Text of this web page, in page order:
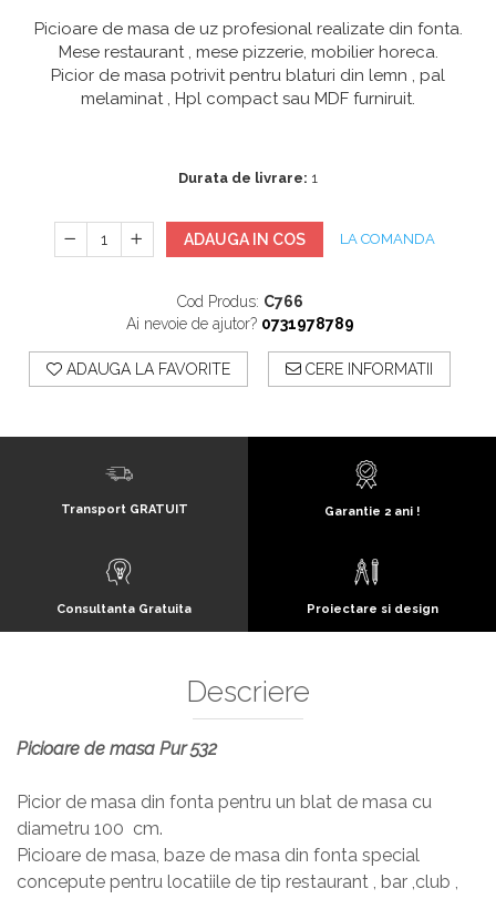
Picioare de masa de uz profesional realizate din fonta.
Mese restaurant , mese pizzerie, mobilier horeca.
Picior de masa potrivit pentru blaturi din lemn , pal
melaminat , Hpl compact sau MDF furniruit.
Durata de livrare: 1
ADAUGA IN COS LA COMANDA
Cod Produs: C766
Ai nevoie de ajutor? 0731978789
ADAUGA LA FAVORITE CERE INFORMATII
Transport GRATUIT Garantie 2 ani !
Consultanta Gratuita Proiectare si design
Descriere
Picioare de masa Pur 532
Picior de masa din fonta pentru un blat de masa cu
diametru 100 cm.
Picioare de masa, baze de masa din fonta special
concepute pentru locatiile de tip restaurant , bar ,club ,